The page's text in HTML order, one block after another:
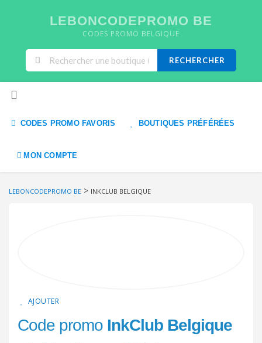
LEBONCODEPROMO BE
CODES PROMO BELGIQUE
RECHERCHER
CODES PROMO FAVORIS BOUTIQUES PRÉFÉRÉES
MON COMPTE
LEBONCODEPROMO BE > INKCLUB BELGIQUE
AJOUTER
Code promo InkClub Belgique